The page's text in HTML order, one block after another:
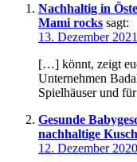
Nachhaltig in
Mami rocks sagt:
13. Dezember
[…] könnt, zeigt
Unternehmen
Spielhäuser und
Gesunde
nachhaltige
12. Dezember